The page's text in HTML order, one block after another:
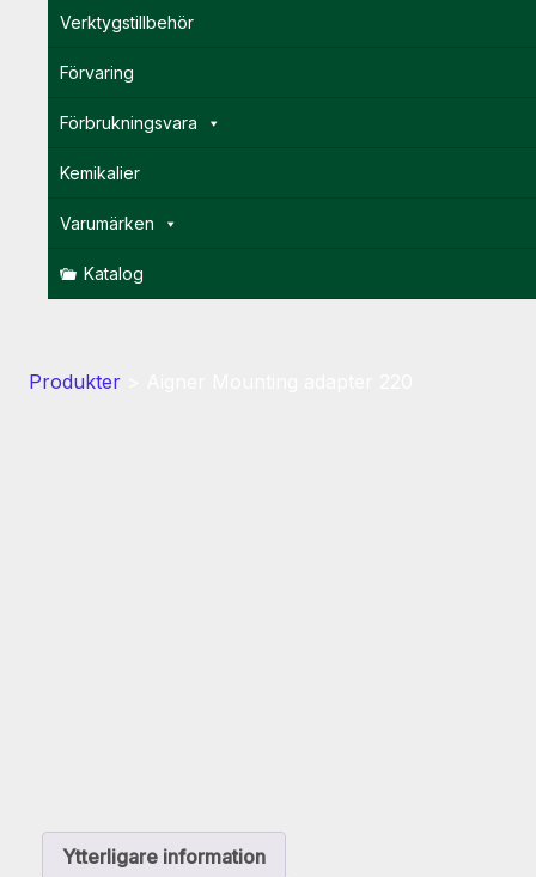
Verktygstillbehör
Förvaring
Förbrukningsvara
Kemikalier
Varumärken
Katalog
Produkter
Ytterligare information